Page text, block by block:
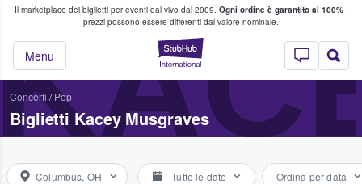
Il marketplace dei biglietti per eventi dal vivo dal 2009. Ogni ordine è garantito al 100%I
prezzi possono essere differenti dal valore nominale.
StubHub - Dove
Menu
fan comprano e vendono biglietti
Concerti / Pop
Biglietti Kacey Musgraves
Columbus, OH Tutte le date Ordina per data